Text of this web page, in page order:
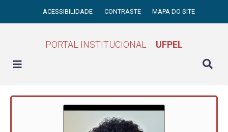
ACESSIBILIDADE CONTRASTE MAPA DO SITE
PORTAL INSTITUCIONAL UFPEL